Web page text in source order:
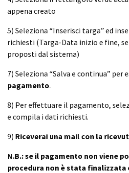
appena creato
5) Seleziona “Inserisci targa” ed
richiesti (Targa-Data inizio e fine,
proposti dal sistema)
7) Seleziona “Salva e continua” per
pagamento.
8) Per effettuare il pagamento,
e compila i dati richiesti.
9) Riceverai una mail con la
N.B.: se il pagamento non viene
procedura non è stata finalizzata